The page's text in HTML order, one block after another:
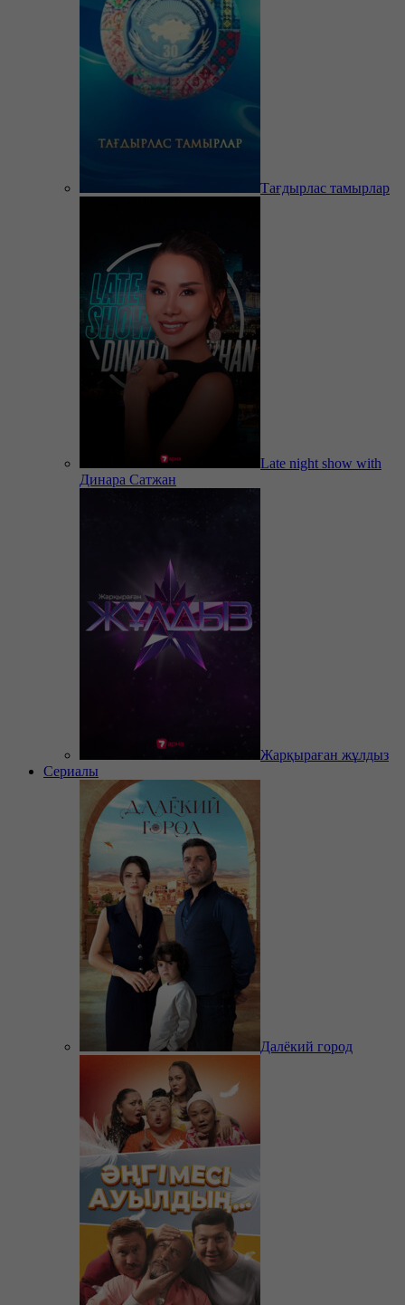
Тағдырлас тамырлар
Late night show with
Динара Сатжан
Жарқыраған жұлдыз
Сериалы
Далёкий город